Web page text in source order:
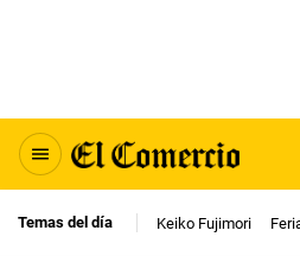
Temas del día Keiko Fujimori